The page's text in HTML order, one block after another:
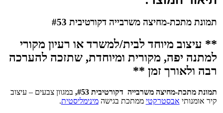
דקורטיבית #53
למשרד או רעיון מקורי
ומיוחדת, שתזכה להערכה
**
דקורטיבית #53,
במגוון צבעים – עיצוב
ממתכת בגישהמינימליסטית.